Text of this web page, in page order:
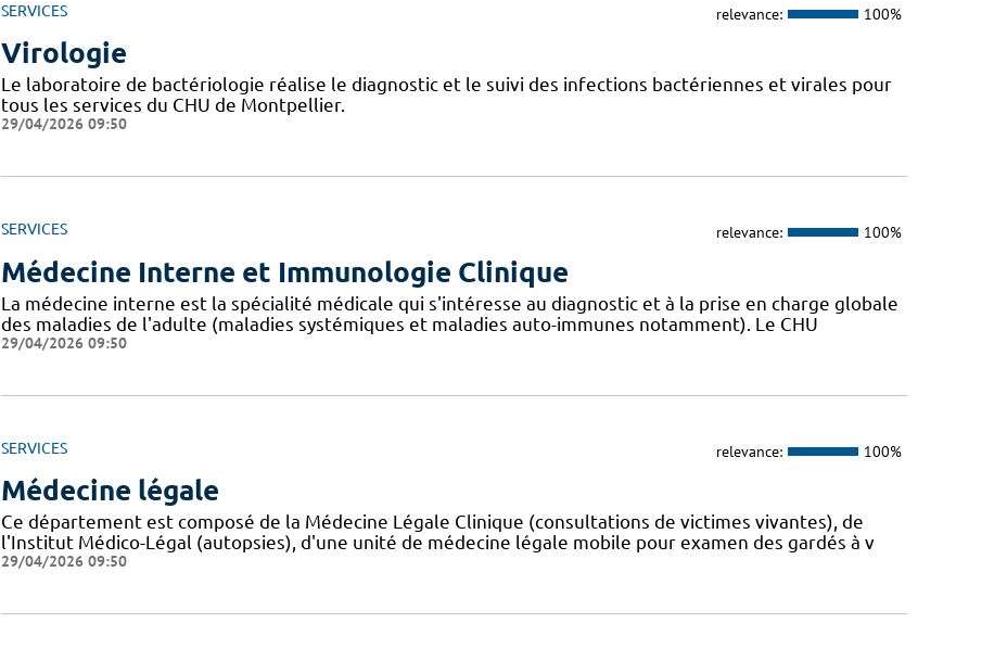
SERVICES relevance: 100%
Virologie
Le laboratoire de bactériologie réalise le diagnostic et le suivi des infections bactériennes et virales pour
tous les services du CHU de Montpellier.
29/04/2026 09:50
SERVICES relevance: 100%
Médecine Interne et Immunologie Clinique
La médecine interne est la spécialité médicale qui s'intéresse au diagnostic et à la prise en charge globale
des maladies de l'adulte (maladies systémiques et maladies auto-immunes notamment). Le CHU
29/04/2026 09:50
SERVICES relevance: 100%
Médecine légale
Ce département est composé de la Médecine Légale Clinique (consultations de victimes vivantes), de
l'Institut Médico-Légal (autopsies), d'une unité de médecine légale mobile pour examen des gardés à v
29/04/2026 09:50